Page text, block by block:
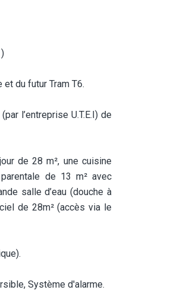
du futur Tram T6.
l’entreprise U.T.E.I) de
de 28 m², une cuisine
de 13 m² avec
salle d’eau (douche à
de 28m² (accès via le
Système d'alarme.